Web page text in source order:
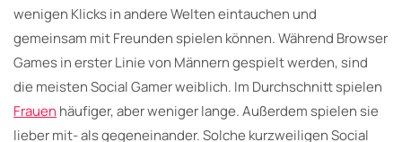
wenigen Klicks in andere Welten eintauchen und
gemeinsam mit Freunden spielen können. Während Browser
Games in erster Linie von Männern gespielt werden, sind
die meisten Social Gamer weiblich. Im Durchschnitt spielen
Frauen häufiger, aber weniger lange. Außerdem spielen sie
lieber mit- als gegeneinander. Solche kurzweiligen Social